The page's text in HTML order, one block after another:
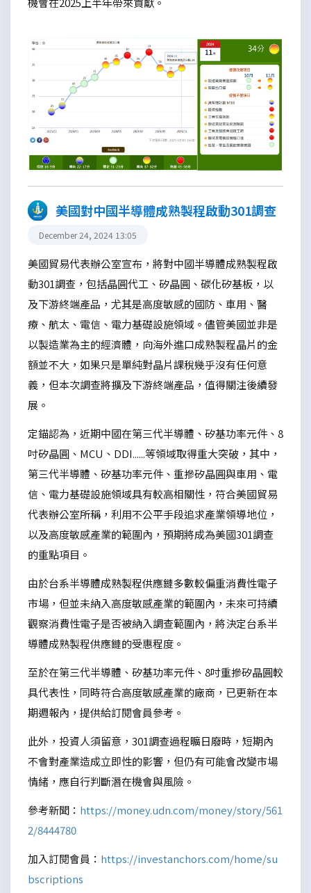
美國對中國半導體成熟製程啟動301調查
December 24, 2024 13:05
美國貿易代表辦公室宣布，將對中國半導體成熟製程啟
動301調查，包括晶圓代工、矽晶圓、碳化矽基板，以
及下游終端產品，尤其是高度敏感的國防、車用、醫
療、航太、電信、電力基礎設施領域。儘管美國並非是
以製造業為主的經濟體，向海外進口成熟製程晶片的金
額並不大，如果只是單純對晶片課稅幾乎沒有任何意
義，但本次調查將擴及下游終端產品，值得關注後續發
展。
定錨認為，近期中國在第三代半導體、矽基功率元件、8
吋矽晶圓、MCU、DDI......等領域取得重大突破，其中，
第三代半導體、矽基功率元件、重摻矽晶圓與車用、電
信、電力基礎設施領域具有較高相關性，符合美國貿易
代表辦公室所稱，利用不公平手段追求產業領導地位，
以及高度敏感產業的範圍內，預期將成為美國301調查
的重點項目。
由於台系半導體成熟製程供應鏈多數較偏重消費性電子
市場，但並未納入高度敏感產業的範圍內，未來可持續
觀察消費性電子是否被納入調查範圍內，將決定台系半
導體成熟製程供應鏈的受惠程度。
至於在第三代半導體、矽基功率元件、8吋重摻矽晶圓較
具代表性，同時符合高度敏感產業的廠商，已更新在本
期週報內，提供給訂閱會員參考。
此外，投資人須留意，301調查過程曠日廢時，短期內
不會對產業造成立即性的影響，但仍有可能會改變市場
情緒，應自行判斷潛在機會與風險。
參考新聞： https://money.udn.com/money/story/561
2/8444780
加入訂閱會員： https://investanchors.com/home/su
bscriptions